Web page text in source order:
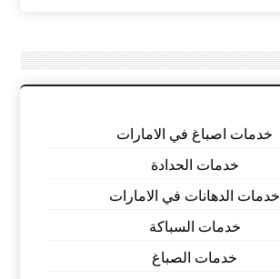
خدمات اصباغ في الامارات
خدمات الحدادة
خدمات الدهانات في الامارات
خدمات السباكة
خدمات الصباغ